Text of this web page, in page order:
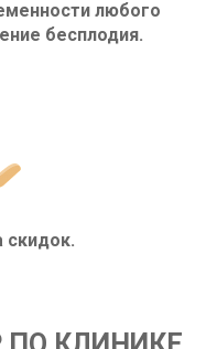
любого
бесплодия.
скидок.